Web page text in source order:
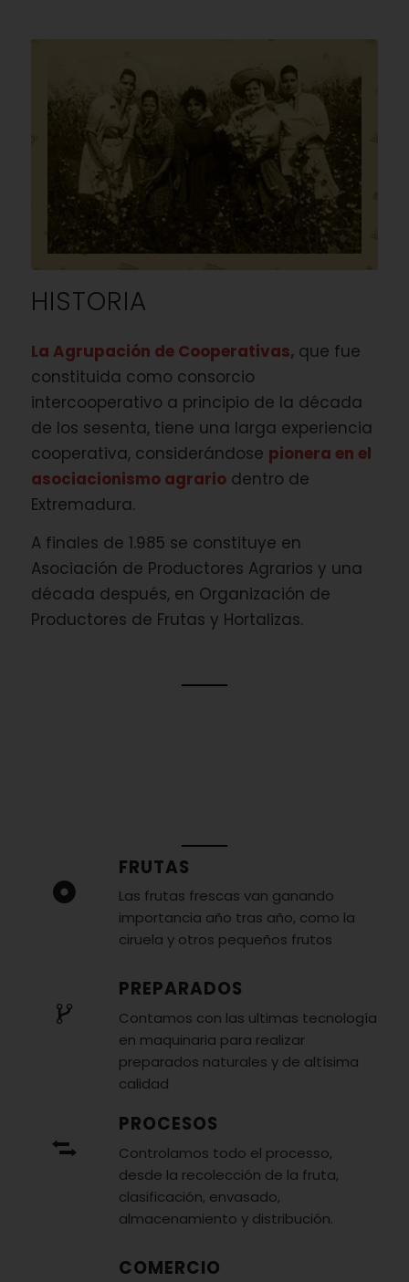
HISTORIA
La Agrupación de Cooperativas, que fue
constituida como consorcio
intercooperativo a principio de la década
de los sesenta, tiene una larga experiencia
cooperativa, considerándose pionera en el
asociacionismo agrariodentro de
Extremadura.
A finales de 1.985 se constituye en
Asociación de Productores Agrarios y una
década después, en Organización de
Productores de Frutas y Hortalizas.
FRUTAS
Las frutas frescas van ganando
importancia año tras año, como la
ciruela y otros pequeños frutos
PREPARADOS
Contamos con las ultimas tecnología
en maquinaria para realizar
preparados naturales y de altísima
calidad
PROCESOS
Controlamos todo el processo,
desde la recolección de la fruta,
clasificación, envasado,
almacenamiento y distribución.
COMERCIO